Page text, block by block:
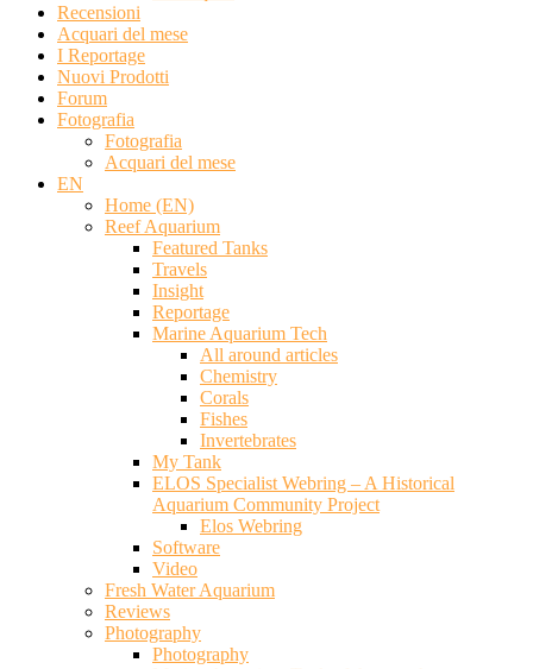
Recensioni
Acquari del mese
I Reportage
Nuovi Prodotti
Forum
Fotografia
Fotografia
Acquari del mese
EN
Home (EN)
Reef Aquarium
Featured Tanks
Travels
Insight
Reportage
Marine Aquarium Tech
All around articles
Chemistry
Corals
Fishes
Invertebrates
My Tank
ELOS Specialist Webring – A Historical
Aquarium Community Project
Elos Webring
Software
Video
Fresh Water Aquarium
Reviews
Photography
Photography